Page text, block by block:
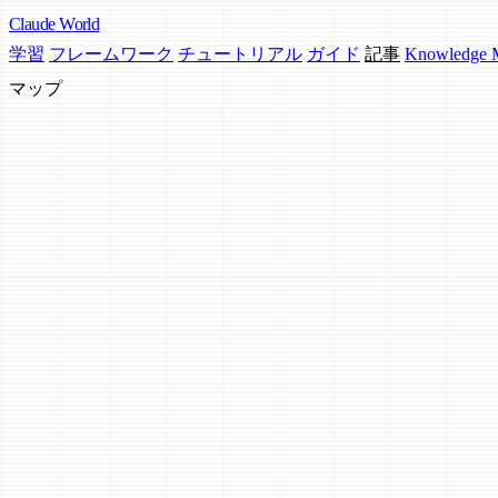
Claude World
学習 フレームワーク チュートリアル ガイド 記事 Knowledge
マップ